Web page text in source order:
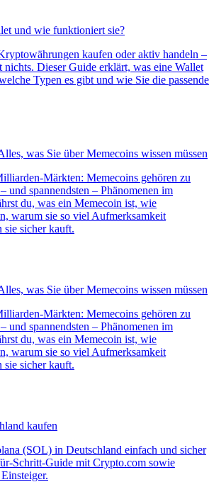
und wie funktioniert sie?
kaufen oder aktiv handeln –
Dieser Guide erklärt, was eine Wallet
Typen es gibt und wie Sie die passende
was Sie über Memecoins wissen müssen
Märkten: Memecoins gehören zu
und spannendsten – Phänomenen im
du, was ein Memecoin ist, wie
warum sie so viel Aufmerksamkeit
sie sicher kauft.
was Sie über Memecoins wissen müssen
Märkten: Memecoins gehören zu
und spannendsten – Phänomenen im
du, was ein Memecoin ist, wie
warum sie so viel Aufmerksamkeit
sie sicher kauft.
kaufen
(SOL) in Deutschland einfach und sicher
Schritt-Guide mit Crypto.com sowie